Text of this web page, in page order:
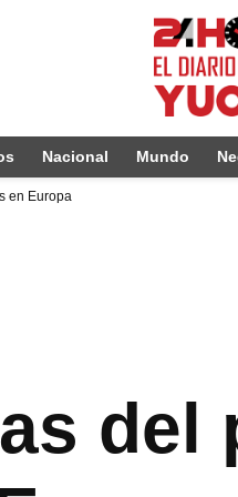
Nacional Mundo
en Europa
del